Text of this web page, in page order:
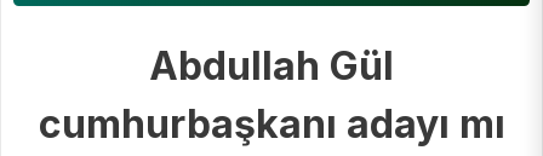
Abdullah Gül
cumhurbaşkanı adayı mı